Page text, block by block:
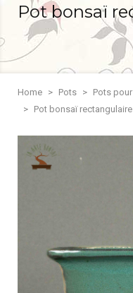
Pot bonsaï
Home Pots
Pots
Pot bonsaï